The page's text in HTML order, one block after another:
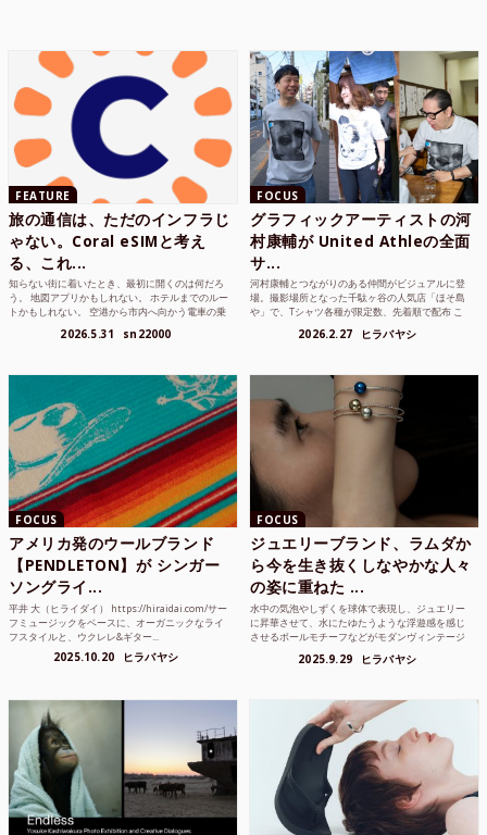
FEATURE
旅の通信は、ただのインフラじ
ゃない。Coral eSIMと考え
る、これ...
知らない街に着いたとき、最初に開くのは何だろ
う。 地図アプリかもしれない。 ホテルまでのルー
トかもしれない。 空港から市内へ向かう電車の乗
2026.5.31 sn22000
FOCUS
グラフィックアーティストの河
村康輔が United Athleの全面
サ...
河村康輔とつながりのある仲間がビジュアルに登
場。撮影場所となった千駄ヶ谷の人気店「ほそ島
や」で、Tシャツ各種が限定数、先着順で配布 こ
2026.2.27 ヒラバヤシ
FOCUS
アメリカ発のウールブランド
【PENDLETON】が シンガー
ソングライ...
平井 大（ヒライダイ） https://hiraidai.com/サー
フミュージックをベースに、オーガニックなライ
フスタイルと、ウクレレ&ギター...
2025.10.20 ヒラバヤシ
FOCUS
ジュエリーブランド、ラムダか
ら今を生き抜くしなやかな人々
の姿に重ねた ...
水中の気泡やしずくを球体で表現し、ジュエリー
に昇華させて、水にたゆたうような浮遊感を感じ
させるボールモチーフなどがモダンヴィンテージ
2025.9.29 ヒラバヤシ